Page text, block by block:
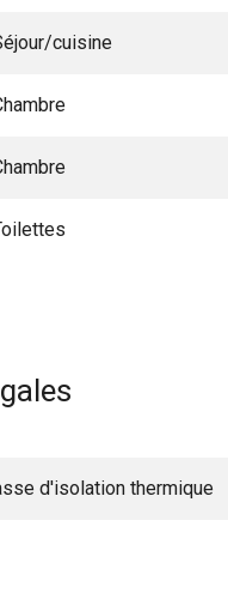
cuisine
d'isolation thermique